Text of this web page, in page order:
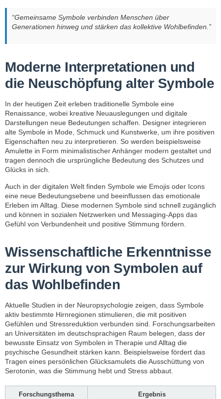
“Gemeinsame Symbole verbinden Menschen über
Generationen hinweg und stärken das kollektive Wohlbefinden.”
Moderne Interpretationen und
die Neuschöpfung alter Symbole
In der heutigen Zeit erleben traditionelle Symbole eine
Renaissance, wobei kreative Neuauslegungen und digitale
Darstellungen neue Bedeutungen schaffen. Designer integrieren
alte Symbole in Mode, Schmuck und Kunstwerke, um ihre positiven
Eigenschaften neu zu interpretieren. So werden beispielsweise
Amulette in Form minimalistischer Anhänger modern gestaltet und
tragen dennoch die ursprüngliche Bedeutung des Schutzes und
Glücks in sich.
Auch in der digitalen Welt finden Symbole wie Emojis oder Icons
eine neue Bedeutungsebene und beeinflussen das emotionale
Erleben im Alltag. Diese modernen Symbole sind schnell zugänglich
und können in sozialen Netzwerken und Messaging-Apps das
Gefühl von Verbundenheit und positive Stimmung fördern.
Wissenschaftliche Erkenntnisse
zur Wirkung von Symbolen auf
das Wohlbefinden
Aktuelle Studien in der Neuropsychologie zeigen, dass Symbole
aktiv bestimmte Hirnregionen stimulieren, die mit positiven
Gefühlen und Stressreduktion verbunden sind. Forschungsarbeiten
an Universitäten im deutschsprachigen Raum belegen, dass der
bewusste Einsatz von Symbolen in Therapie und Alltag die
psychische Gesundheit stärken kann. Beispielsweise fördert das
Tragen eines persönlichen Glücksamulets die Ausschüttung von
Serotonin, was die Stimmung hebt und Stress abbaut.
Forschungsthema Ergebnis